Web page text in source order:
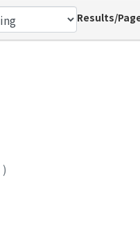
Results/
)